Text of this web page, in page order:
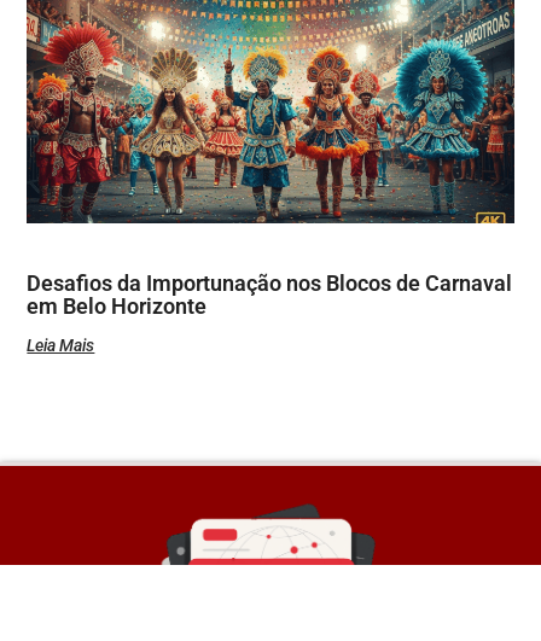
Desafios da Importunação nos Blocos de Carnaval
em Belo Horizonte
Leia Mais